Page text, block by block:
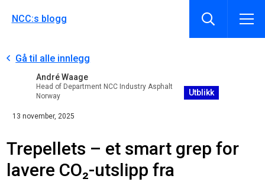
NCC:s blogg
Gå til alle innlegg
André Waage
Head of Department NCC Industry Asphalt
Norway
Utblikk
13 november, 2025
Trepellets – et smart grep for
lavere CO₂-utslipp fra